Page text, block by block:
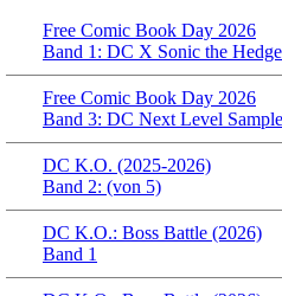
Free Comic Book Day 2026
Band 1: DC X Sonic the
Free Comic Book Day 2026
Band 3: DC Next Level
DC K.O. (2025-2026)
Band 2: (von 5)
DC K.O.: Boss Battle (2026)
Band 1